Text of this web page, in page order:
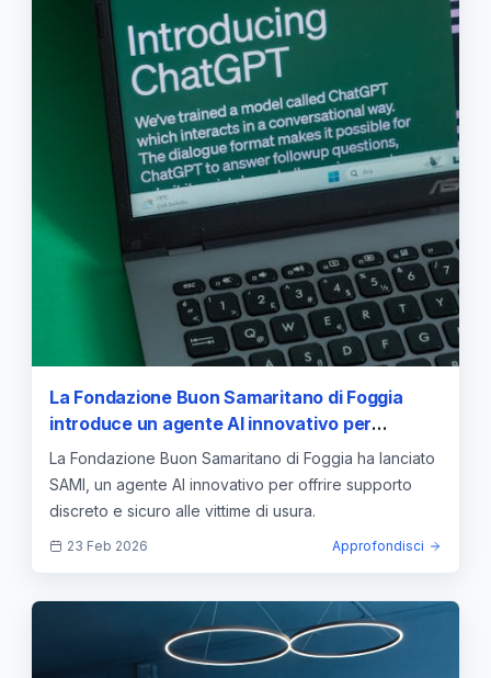
La Fondazione Buon Samaritano di Foggia
introduce un agente AI innovativo per
combattere l’usura
La Fondazione Buon Samaritano di Foggia ha lanciato
SAMI, un agente AI innovativo per offrire supporto
discreto e sicuro alle vittime di usura.
23 Feb 2026 Approfondisci